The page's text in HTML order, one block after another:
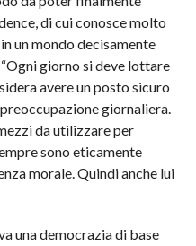
di cui conosce molto
un mondo decisamente
giorno si deve lottare
avere un posto sicuro
giornaliera.
da utilizzare per
sono eticamente
morale. Quindi anche lui
una democrazia di base